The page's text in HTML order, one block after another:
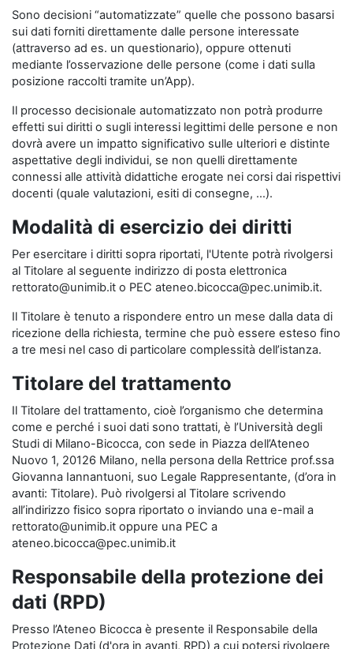
Sono decisioni “automatizzate” quelle che possono basarsi
sui dati forniti direttamente dalle persone interessate
(attraverso ad es. un questionario), oppure ottenuti
mediante l’osservazione delle persone (come i dati sulla
posizione raccolti tramite un’App).
Il processo decisionale automatizzato non potrà produrre
effetti sui diritti o sugli interessi legittimi delle persone e non
dovrà avere un impatto significativo sulle ulteriori e distinte
aspettative degli individui, se non quelli direttamente
connessi alle attività didattiche erogate nei corsi dai rispettivi
docenti (quale valutazioni, esiti di consegne, …).
Modalità di esercizio dei diritti
Per esercitare i diritti sopra riportati, l'Utente potrà rivolgersi
al Titolare al seguente indirizzo di posta elettronica
rettorato@unimib.it o PEC ateneo.bicocca@pec.unimib.it.
Il Titolare è tenuto a rispondere entro un mese dalla data di
ricezione della richiesta, termine che può essere esteso fino
a tre mesi nel caso di particolare complessità dell’istanza.
Titolare del trattamento
Il Titolare del trattamento, cioè l’organismo che determina
come e perché i suoi dati sono trattati, è l’Università degli
Studi di Milano-Bicocca, con sede in Piazza dell’Ateneo
Nuovo 1, 20126 Milano, nella persona della Rettrice prof.ssa
Giovanna Iannantuoni, suo Legale Rappresentante, (d’ora in
avanti: Titolare). Può rivolgersi al Titolare scrivendo
all’indirizzo fisico sopra riportato o inviando una e-mail a
rettorato@unimib.it oppure una PEC a
ateneo.bicocca@pec.unimib.it
Responsabile della protezione dei
dati (RPD)
Presso l’Ateneo Bicocca è presente il Responsabile della
Protezione Dati (d'ora in avanti, RPD) a cui potersi rivolgere